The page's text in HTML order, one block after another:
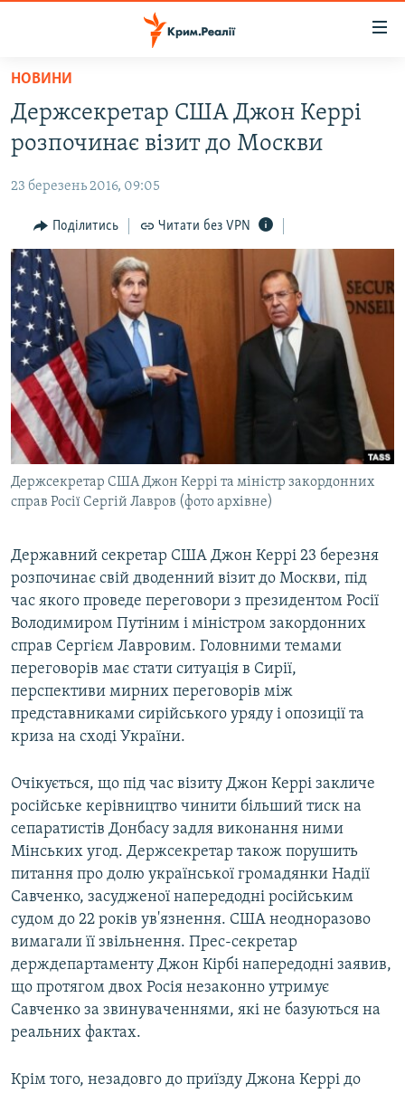
Перейти
основного
матеріалу
Перейти
до
навігації
Перейти
до
пошуку
ВОДА.КРИМ
ВІДЕО ТА ФОТО
ПОЛІТИКА
БЛОГИ
ПОГЛЯД
ІНТЕРВ'Ю
ВСЕ ЗА ДЕНЬ
СПЕЦПРОЕКТИ
ДЕПОРТАЦІЯ
ВІДЕОУРОКИ «ELIFBE»
СВІДЧЕННЯ ОКУПАЦІЇ
УКРАЇНСЬКА ПРОБЛЕМА КРИМУ
ЯК ОБІЙТИ БЛОКУВАННЯ
Русский
Qırımtatar
Усі сайти RFE/RL
НОВИНИ
Держсекретар США Джон Керрі
розпочинає візит до Москви
23 березень 2016, 09:05
Поділитись Читати без VPN
Держсекретар США Джон Керрі та міністр закордонних
справ Росії Сергій Лавров (фото архівне)
Державний секретар США Джон Керрі 23 березня
розпочинає свій дводенний візит до Москви, під
час якого проведе переговори з президентом Росії
Володимиром Путіним і міністром закордонних
справ Сергієм Лавровим. Головними темами
переговорів має стати ситуація в Сирії,
перспективи мирних переговорів між
представниками сирійського уряду і опозиції та
криза на сході України.
Очікується, що під час візиту Джон Керрі закличе
російське керівництво чинити більший тиск на
сепаратистів Донбасу задля виконання ними
Мінських угод. Держсекретар також порушить
питання про долю української громадянки Надії
Савченко, засудженої напередодні російським
судом до 22 років ув'язнення. США неодноразово
вимагали її звільнення. Прес-секретар
держдепартаменту Джон Кірбі напередодні заявив,
що протягом двох Росія незаконно утримує
Савченко за звинуваченнями, які не базуються на
реальних фактах.
Крім того, незадовго до приїзду Джона Керрі до